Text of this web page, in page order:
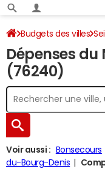
Budgets des villes
Dépenses 2024
Dépenses du
(76240)
Voir aussi : Bonsecours
du-Bourg-Denis